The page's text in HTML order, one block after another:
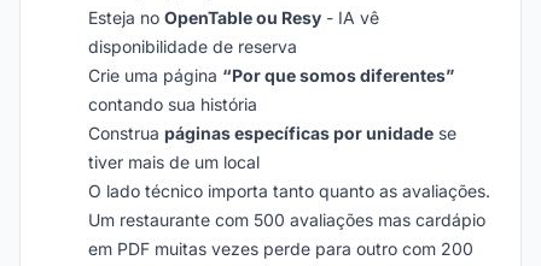
Esteja no OpenTable ou Resy - IA vê
disponibilidade de reserva
Crie uma página “Por que somos diferentes”
contando sua história
Construa páginas específicas por unidade se
tiver mais de um local
O lado técnico importa tanto quanto as avaliações.
Um restaurante com 500 avaliações mas cardápio
em PDF muitas vezes perde para outro com 200